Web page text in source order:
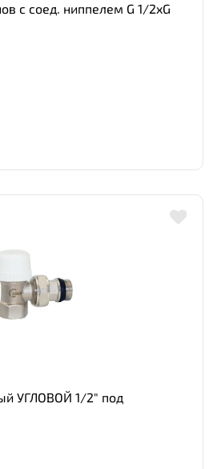
с соед. ниппелем G 1/2xG
УГЛОВОЙ 1/2" под